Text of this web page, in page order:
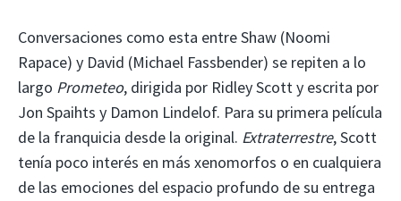
Conversaciones como esta entre Shaw (Noomi
Rapace) y David (Michael Fassbender) se repiten a lo
largo Prometeo, dirigida por Ridley Scott y escrita por
Jon Spaihts y Damon Lindelof. Para su primera película
de la franquicia desde la original. Extraterrestre, Scott
tenía poco interés en más xenomorfos o en cualquiera
de las emociones del espacio profundo de su entrega